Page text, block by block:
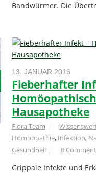
Bandwürmer. Die
13. JANUAR 2016
Fieberhafter
Hausapotheke
Flora Team
Homöopathie, Infektion,
Gesundheit
0
Grippale Infekte und